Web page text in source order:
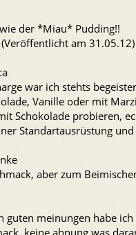
der *Miau* Pudding!!
am 31.05.12)
war ich stehts
Vanille oder mit
Schokolade probieren,
Standartausrüstung
aber zum
guten meinungen habe